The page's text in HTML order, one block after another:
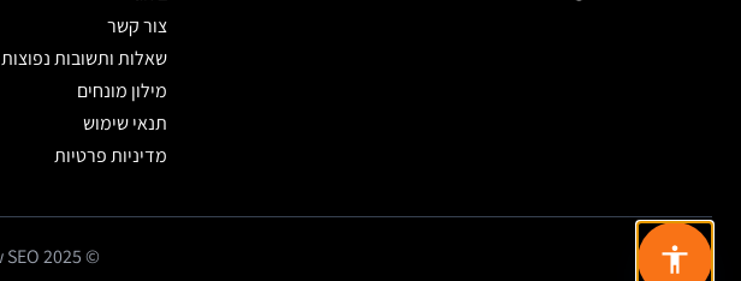
צור קשר
שאלות ותשובות נפוצות
מילון מונחים
תנאי שימוש
מדיניות פרטיות
© 2025 Dreamview SEO. כל הזכויות שמורות.